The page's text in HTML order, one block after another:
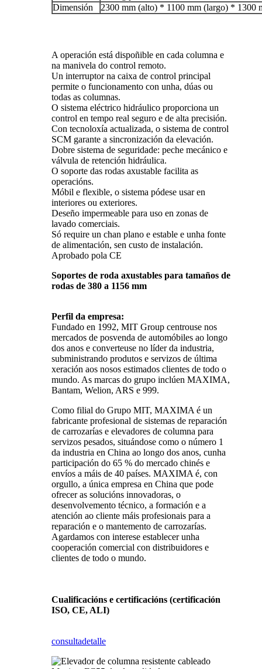
Dimensión
2300 mm (alto) * 1100 mm (largo) * 1300
A operación está dispoñible en cada columna e
na manivela do control remoto.
Un interruptor na caixa de control principal
permite o funcionamento con unha, dúas ou
todas as columnas.
O sistema eléctrico hidráulico proporciona un
control en tempo real seguro e de alta precisión.
Con tecnoloxía actualizada, o sistema de control
SCM garante a sincronización da elevación.
Dobre sistema de seguridade: peche mecánico e
válvula de retención hidráulica.
O soporte das rodas axustable facilita as
operacións.
Móbil e flexible, o sistema pódese usar en
interiores ou exteriores.
Deseño impermeable para uso en zonas de
lavado comerciais.
Só require un chan plano e estable e unha fonte
de alimentación, sen custo de instalación.
Aprobado pola CE
Soportes de roda axustables para tamaños de
rodas de 380 a 1156 mm
Perfil da empresa:
Fundado en 1992, MIT Group centrouse nos
mercados de posvenda de automóbiles ao longo
dos anos e converteuse no líder da industria,
subministrando produtos e servizos de última
xeración aos nosos estimados clientes de todo o
mundo. As marcas do grupo inclúen MAXIMA,
Bantam, Welion, ARS e 999.
Como filial do Grupo MIT, MAXIMA é un
fabricante profesional de sistemas de reparación
de carrozarías e elevadores de columna para
servizos pesados, situándose como o número 1
da industria en China ao longo dos anos, cunha
participación do 65 % do mercado chinés e
envíos a máis de 40 países. MAXIMA é, con
orgullo, a única empresa en China que pode
ofrecer as solucións innovadoras, o
desenvolvemento técnico, a formación e a
atención ao cliente máis profesionais para a
reparación e o mantemento de carrozarías.
Agardamos con interese establecer unha
cooperación comercial con distribuidores e
clientes de todo o mundo.
Cualificacións e certificacións (certificación
ISO, CE, ALI)
consultadetalle